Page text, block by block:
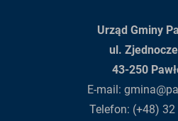
Urząd Gminy
ul.
43-250
E-mail:
Telefon: (+48)